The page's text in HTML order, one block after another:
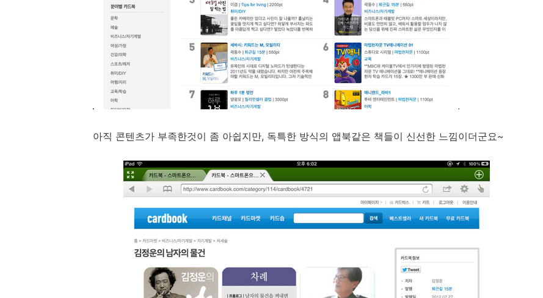
아직 콘텐츠가 부족한것이 좀 아쉽지만, 독특한 방식의 앱북같은 책들이 신선한 느낌이더군요~